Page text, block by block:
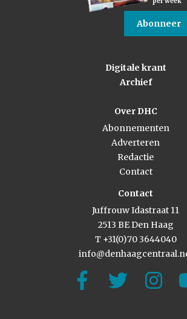
Abonneer
Digitale krant
Archief
Over DHC
Abonnementen
Adverteren
Redactie
Contact
Contact
Juffrouw Idastraat 11
2513 BE Den Haag
T +31(0)70 3644040